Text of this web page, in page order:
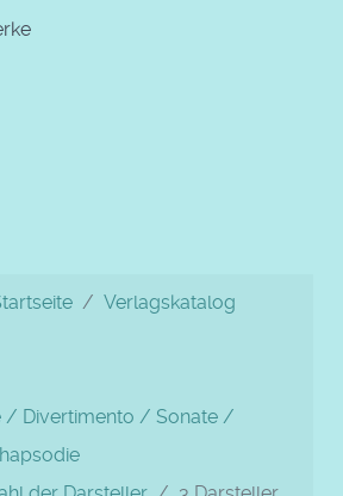
Verlagskatalog
/ Divertimento / Sonate /